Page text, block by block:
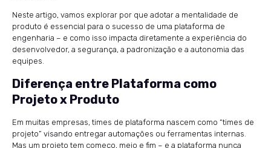
Neste artigo, vamos explorar por que adotar a mentalidade de
produto é essencial para o sucesso de uma plataforma de
engenharia – e como isso impacta diretamente a experiência do
desenvolvedor, a segurança, a padronização e a autonomia das
equipes.
Diferença entre Plataforma como
Projeto x Produto
Em muitas empresas, times de plataforma nascem como “times de
projeto” visando entregar automações ou ferramentas internas.
Mas um projeto tem começo, meio e fim – e a plataforma nunca